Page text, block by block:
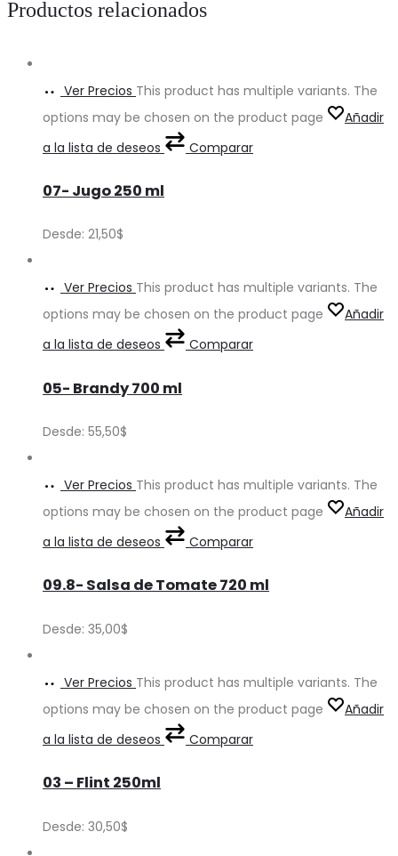
Productos relacionados
Ver Precios This product has multiple variants. The
options may be chosen on the product page
Añadir
a la lista de deseos
Comparar
07- Jugo 250 ml
Desde: 21,50$
Ver Precios This product has multiple variants. The
options may be chosen on the product page
Añadir
a la lista de deseos
Comparar
05- Brandy 700 ml
Desde: 55,50$
Ver Precios This product has multiple variants. The
options may be chosen on the product page
Añadir
a la lista de deseos
Comparar
09.8- Salsa de Tomate 720 ml
Desde: 35,00$
Ver Precios This product has multiple variants. The
options may be chosen on the product page
Añadir
a la lista de deseos
Comparar
03 – Flint 250ml
Desde: 30,50$